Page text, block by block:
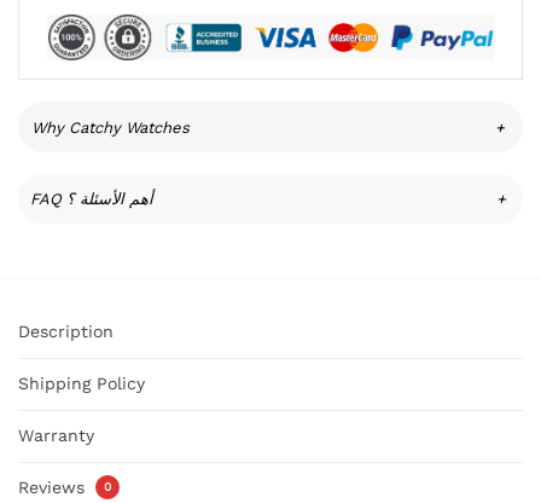
Why Catchy Watches +
FAQ أهم الأسئلة ؟ +
Description
Shipping Policy
Warranty
Reviews 0